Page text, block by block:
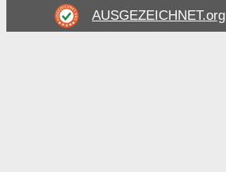
AUSGEZEICHNET.org